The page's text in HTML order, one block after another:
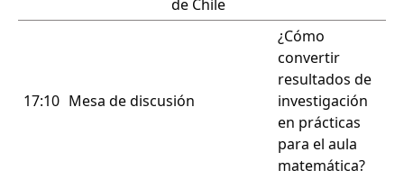
de Chile
17:10 Mesa de discusión
¿Cómo
convertir
resultados de
investigación
en prácticas
para el aula
matemática?